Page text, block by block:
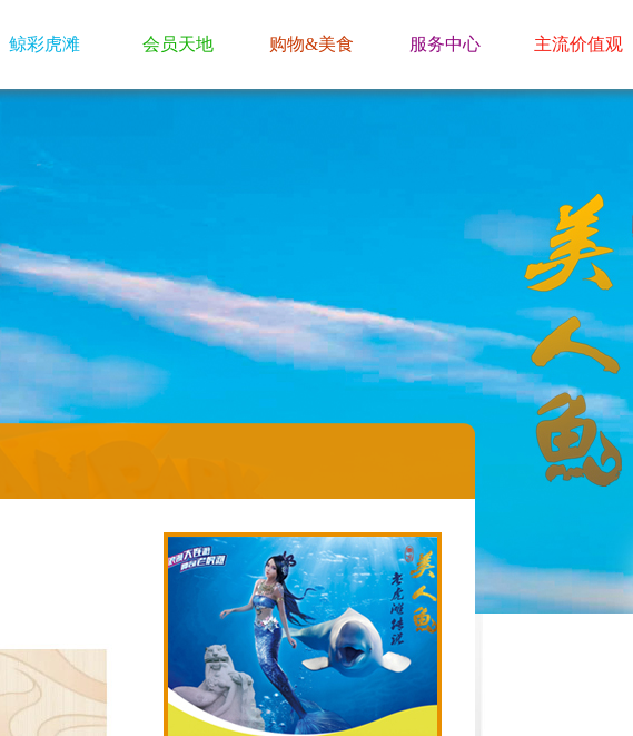
鲸彩虎滩 会员天地 购物&美食 服务中心 主流价值观